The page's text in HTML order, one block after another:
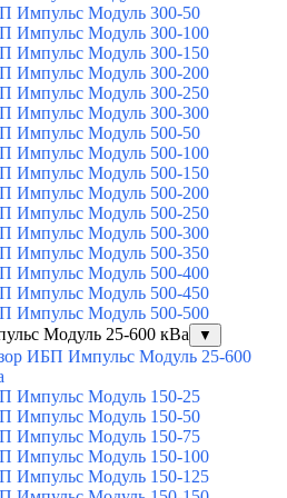
Импульс Модуль 300-50
Импульс Модуль 300-100
Импульс Модуль 300-150
Импульс Модуль 300-200
Импульс Модуль 300-250
Импульс Модуль 300-300
Импульс Модуль 500-50
Импульс Модуль 500-100
Импульс Модуль 500-150
Импульс Модуль 500-200
Импульс Модуль 500-250
Импульс Модуль 500-300
Импульс Модуль 500-350
Импульс Модуль 500-400
Импульс Модуль 500-450
Импульс Модуль 500-500
Модуль 25-600 кВа
▼
ИБП Импульс Модуль 25-600
Импульс Модуль 150-25
Импульс Модуль 150-50
Импульс Модуль 150-75
Импульс Модуль 150-100
Импульс Модуль 150-125